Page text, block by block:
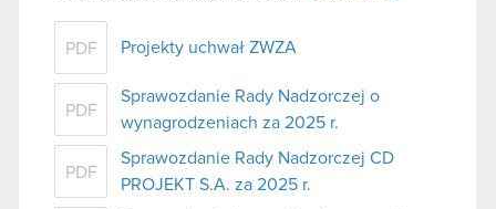
PDF Projekty uchwał ZWZA
PDF
Sprawozdanie Rady Nadzorczej o
wynagrodzeniach za 2025 r.
PDF
Sprawozdanie Rady Nadzorczej CD
PROJEKT S.A. za 2025 r.